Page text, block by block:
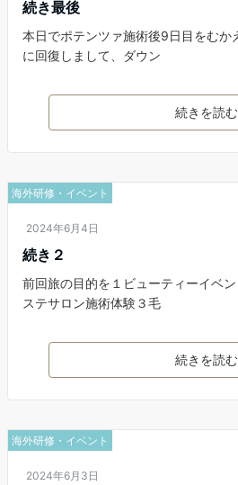
続き最後
本日でポテンツァ施術後9日目をむか
に回復しまして、ダウン
続きを読む
海外研修・イベント
2024年6月4日
続き２
前回旅の目的を１ビューティーイベ
ステサロン施術体験３毛
続きを読む
海外研修・イベント
2024年6月3日